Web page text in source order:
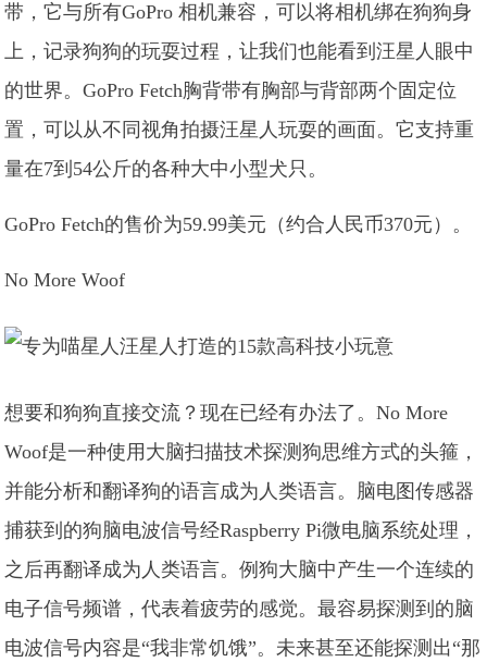
带，它与所有GoPro 相机兼容，可以将相机绑在狗狗身
上，记录狗狗的玩耍过程，让我们也能看到汪星人眼中
的世界。GoPro Fetch胸背带有胸部与背部两个固定位
置，可以从不同视角拍摄汪星人玩耍的画面。它支持重
量在7到54公斤的各种大中小型犬只。
GoPro Fetch的售价为59.99美元（约合人民币370元）。
No More Woof
想要和狗狗直接交流？现在已经有办法了。No More
Woof是一种使用大脑扫描技术探测狗思维方式的头箍，
并能分析和翻译狗的语言成为人类语言。脑电图传感器
捕获到的狗脑电波信号经Raspberry Pi微电脑系统处理，
之后再翻译成为人类语言。例狗大脑中产生一个连续的
电子信号频谱，代表着疲劳的感觉。最容易探测到的脑
电波信号内容是“我非常饥饿”。未来甚至还能探测出“那